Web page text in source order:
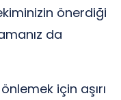
önerdiği
da
için aşırı